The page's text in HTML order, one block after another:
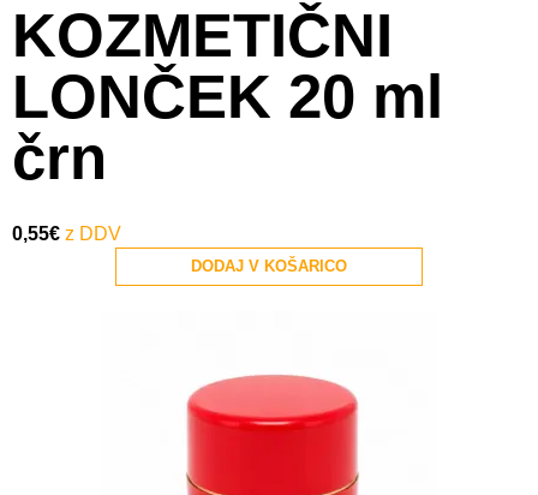
KOZMETIČNI
LONČEK 20 ml
črn
0,55€
DODAJ V KOŠARICO